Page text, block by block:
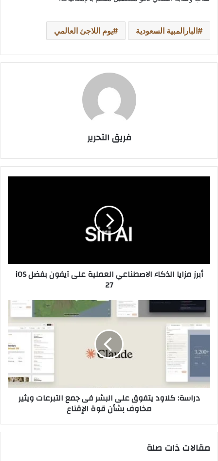
البارالمبية السعودية يوم اللاجئ العالمي
فريق التحرير
iOS
أبرز مزايا الذكاء الاصطناعي العملية على آيفون بفضل iOS
27
دراسة:
كلاود
يتفوق
على
فى
جمع
التبرعات
ويثير
مخاوفدراسة: كلاود يتفوق على البشر فى جمع التبرعات ويثير
مخاوف بشأن قوة الإقناع
مقالات ذات صلة